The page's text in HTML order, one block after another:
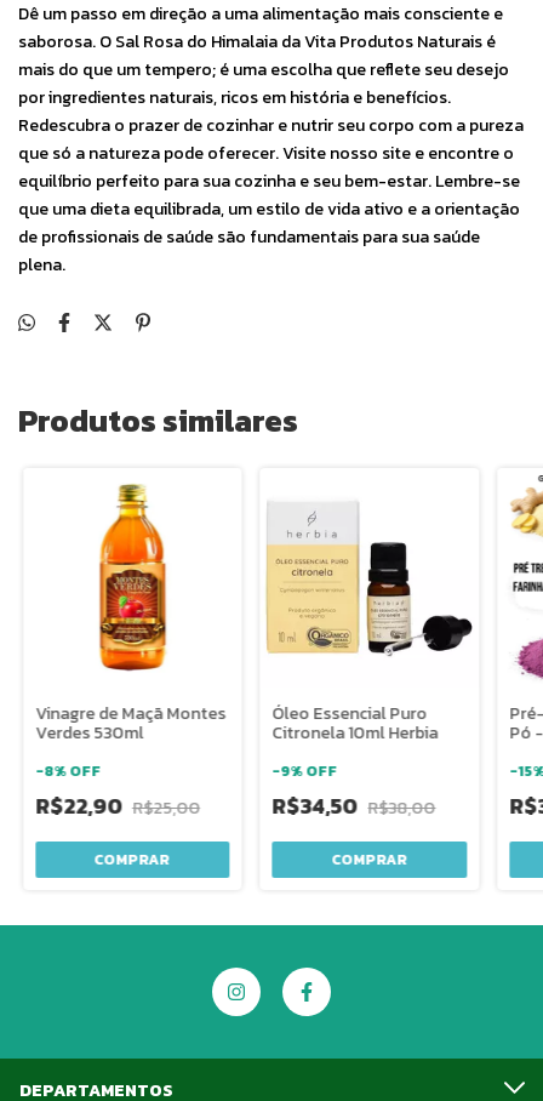
Dê um passo em direção a uma alimentação mais consciente e
saborosa. O Sal Rosa do Himalaia da Vita Produtos Naturais é
mais do que um tempero; é uma escolha que reflete seu desejo
por ingredientes naturais, ricos em história e benefícios.
Redescubra o prazer de cozinhar e nutrir seu corpo com a pureza
que só a natureza pode oferecer. Visite nosso site e encontre o
equilíbrio perfeito para sua cozinha e seu bem-estar. Lembre-se
que uma dieta equilibrada, um estilo de vida ativo e a orientação
de profissionais de saúde são fundamentais para sua saúde
plena.
Produtos similares
Vinagre de Maçã Montes
Verdes 530ml
-8%OFF
R$22,90 R$25,00
Óleo Essencial Puro
Citronela 10ml Herbia
-9%OFF
R$34,50 R$38,00
Pó
-15
DEPARTAMENTOS